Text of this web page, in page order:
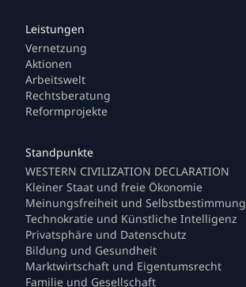
Vernetzung
Aktionen
Arbeitswelt
Rechtsberatung
Reformprojekte
WESTERN CIVILIZATION DECLARATION
Kleiner Staat und freie Ökonomie
Meinungsfreiheit und Selbstbestimmung
Technokratie und Künstliche Intelligenz
Privatsphäre und Datenschutz
Bildung und Gesundheit
Marktwirtschaft und Eigentumsrecht
Familie und Gesellschaft